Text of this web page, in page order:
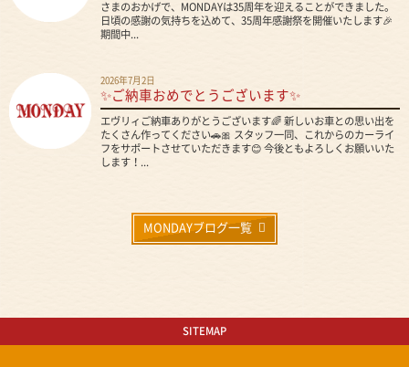
さまのおかげで、MONDAYは35周年を迎えることができました。
日頃の感謝の気持ちを込めて、35周年感謝祭を開催いたします🎉
期間中...
2026年7月2日
✨ご納車おめでとうございます✨
エヴリィご納車ありがとうございます🌈 新しいお車との思い出を
たくさん作ってください🚗🎀 スタッフ一同、これからのカーライ
フをサポートさせていただきます😊 今後ともよろしくお願いいた
します！...
MONDAYブログ一覧
SITEMAP